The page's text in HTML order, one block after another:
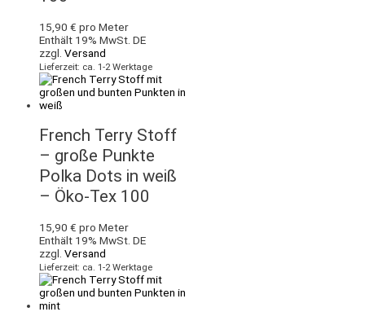
15,90 € pro Meter
Enthält 19% MwSt. DE
zzgl. Versand
Lieferzeit: ca. 1-2 Werktage
French Terry Stoff
– große Punkte
Polka Dots in weiß
– Öko-Tex 100
15,90 € pro Meter
Enthält 19% MwSt. DE
zzgl. Versand
Lieferzeit: ca. 1-2 Werktage